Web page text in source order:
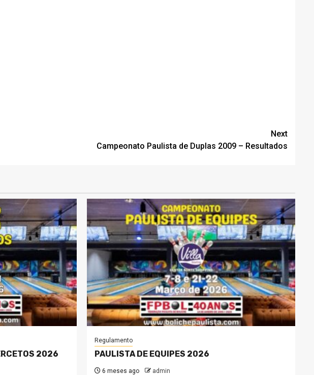
Next
Campeonato Paulista de Duplas 2009 – Resultados
2026
Regulamento
PAULISTA DE EQUIPES 2026
6 meses ago admin